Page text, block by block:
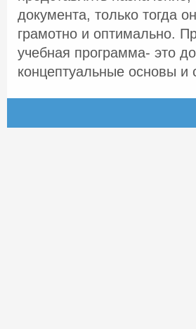
документа, только тогда
грамотно и оптимально.
учебная программа- это
концептуальные основы и